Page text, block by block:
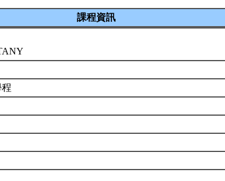
課程資訊